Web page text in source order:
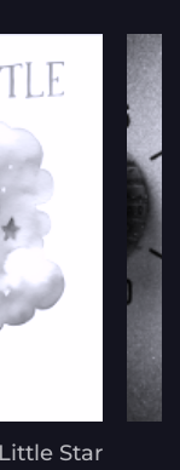
Star